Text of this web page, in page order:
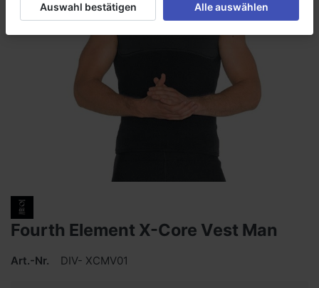
Fourth Element X-Core Vest Man
Art.-Nr. DIV- XCMV01
Auswahl bestätigen Alle auswählen